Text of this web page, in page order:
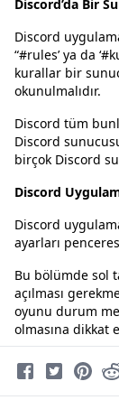
Discord’da Bir
Discord
“#rules’ ya da
kurallar bir
okunulmalıdır.
Discord tüm
Discord
birçok Discord
Discord
Discord
ayarları
Bu bölümde sol
açılması
oyunu durum
olmasına dikkat